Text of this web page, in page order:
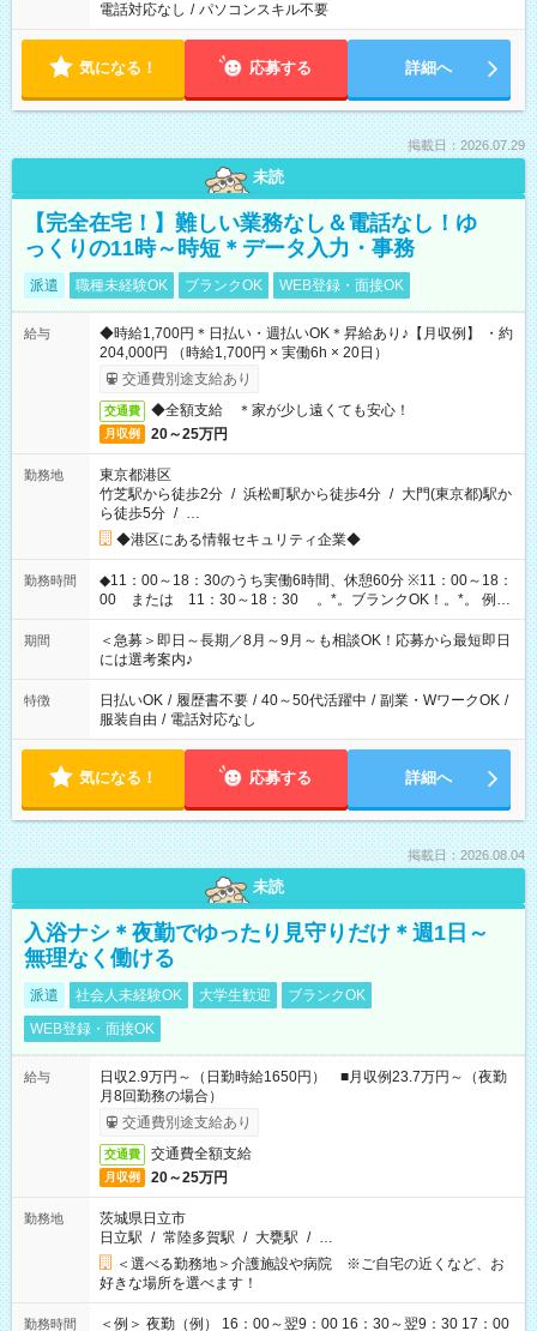
電話対応なし / パソコンスキル不要
気になる！ 応募する 詳細へ
掲載日：2026.07.29
未読
【完全在宅！】難しい業務なし＆電話なし！ゆ
っくりの11時～時短＊データ入力・事務
派遣 職種未経験OK ブランクOK WEB登録・面接OK
給与
◆時給1,700円＊日払い・週払いOK＊昇給あり♪【月収例】 ・約
204,000円 （時給1,700円 × 実働6h × 20日）
交通費別途支給あり
交通費 ◆全額支給 ＊家が少し遠くても安心！
月収例 20～25万円
勤務地
東京都港区
竹芝駅から徒歩2分 / 浜松町駅から徒歩4分 / 大門(東京都)駅か
ら徒歩5分 / …
◆港区にある情報セキュリティ企業◆
勤務時間
◆11：00～18：30のうち実働6時間、休憩60分 ※11：00～18：
00 または 11：30～18：30 。*。ブランクOK！。*。 例え
ば前職が、 在宅/財団法人/事務/コールセンター/受付/販売/カフェ
スタッフ スイーツ販売/ホテルフロント/化粧品販売/など 様々な
業界から入社して活躍されています♪
期間
＜急募＞即日～長期／8月～9月～も相談OK！応募から最短即日
には選考案内♪
特徴 日払いOK / 履歴書不要 / 40～50代活躍中 / 副業・WワークOK /
服装自由 / 電話対応なし
気になる！ 応募する 詳細へ
掲載日：2026.08.04
未読
入浴ナシ＊夜勤でゆったり見守りだけ＊週1日～
無理なく働ける
派遣 社会人未経験OK 大学生歓迎
ブランクOK
WEB登録・面接OK
給与
日収2.9万円～（日勤時給1650円） ■月収例23.7万円～（夜勤
月8回勤務の場合）
交通費別途支給あり
交通費 交通費全額支給
月収例 20～25万円
勤務地
茨城県日立市
日立駅 / 常陸多賀駅 / 大甕駅 / …
＜選べる勤務地＞介護施設や病院 ※ご自宅の近くなど、お
好きな場所を選べます！
勤務時間 ＜例＞ 夜勤（例） 16：00～翌9：00 16：30～翌9：30 17：00